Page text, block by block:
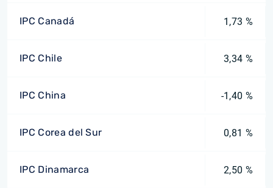
IPC Canadá 1,73 %
IPC Chile 3,34 %
IPC China -1,40 %
IPC Corea del Sur 0,81 %
IPC Dinamarca 2,50 %